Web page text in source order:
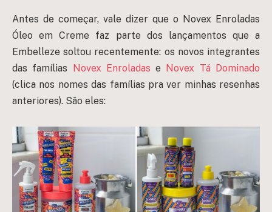
Antes de começar, vale dizer que o Novex Enroladas
Óleo em Creme faz parte dos lançamentos que a
Embelleze soltou recentemente: os novos integrantes
das famílias Novex Enroladas e Novex Tá Dominado
(clica nos nomes das famílias pra ver minhas resenhas
anteriores). São eles: